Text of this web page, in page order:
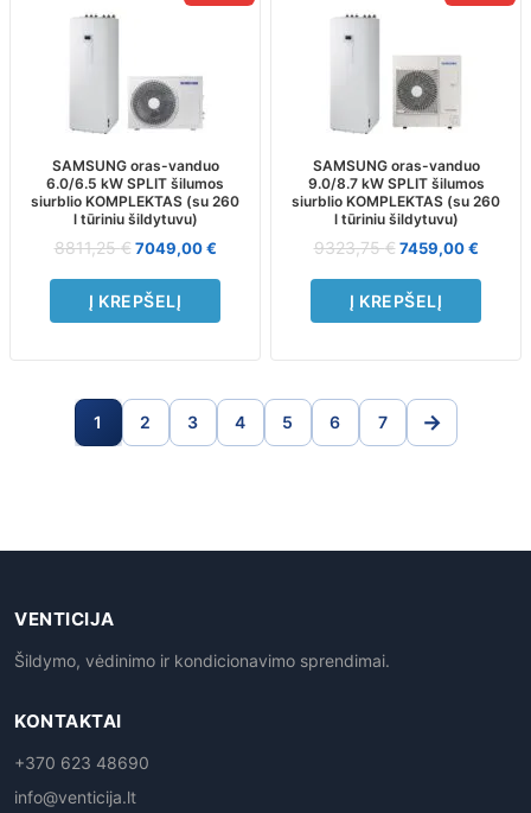
SAMSUNG oras-vanduo
6.0/6.5 kW SPLIT šilumos
siurblio KOMPLEKTAS (su 260
l tūriniu šildytuvu)
8811,25€ 7049,00€
Į KREPŠELĮ
SAMSUNG oras-vanduo
9.0/8.7 kW SPLIT šilumos
siurblio KOMPLEKTAS (su 260
l tūriniu šildytuvu)
9323,75€ 7459,00€
Į KREPŠELĮ
1 2 3 4 5 6 7 →
VENTICIJA
Šildymo, vėdinimo ir kondicionavimo sprendimai.
KONTAKTAI
+370 623 48690
info@venticija.lt